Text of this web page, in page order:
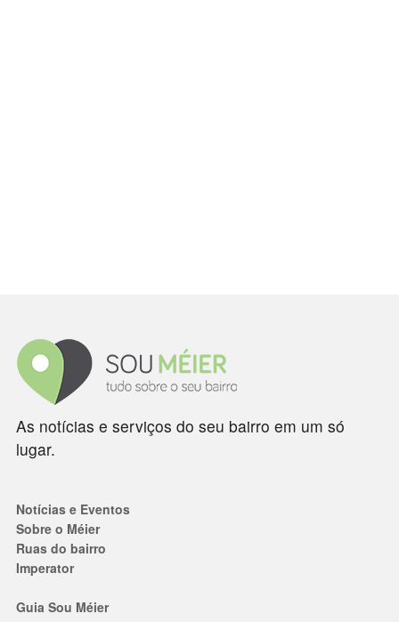
As notícias e serviços do seu bairro em um só
lugar.
Notícias e Eventos
Sobre o Méier
Ruas do bairro
Imperator
Guia Sou Méier